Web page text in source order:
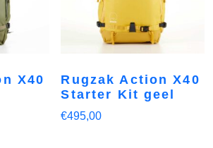
X40
Rugzak Action X40
Starter Kit geel
€495,00